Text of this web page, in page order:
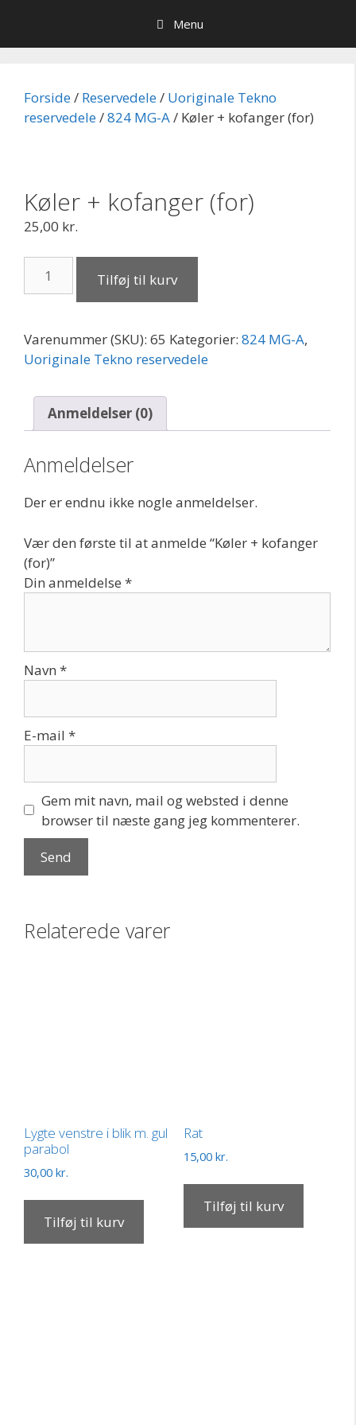
indhold
Menu
Forside/ Reservedele/ Uoriginale Tekno
reservedele/824 MG-A/ Køler + kofanger (for)
Køler + kofanger (for)
25,00 kr.
kofanger
antal
Tilføj til kurv
Varenummer (SKU): 65 Kategorier: 824 MG-A,
Uoriginale Tekno reservedele
Anmeldelser (0)
Anmeldelser
Der er endnu ikke nogle anmeldelser.
Vær den første til at anmelde “Køler + kofanger
(for)”
Din anmeldelse *
Navn *
E-mail *
Gem mit navn, mail og websted i denne
browser til næste gang jeg kommenterer.
Relaterede varer
Lygte venstre i blik m. gul
parabol
30,00 kr.
Tilføj til kurv
Rat
15,00 kr.
Tilføj til kurv